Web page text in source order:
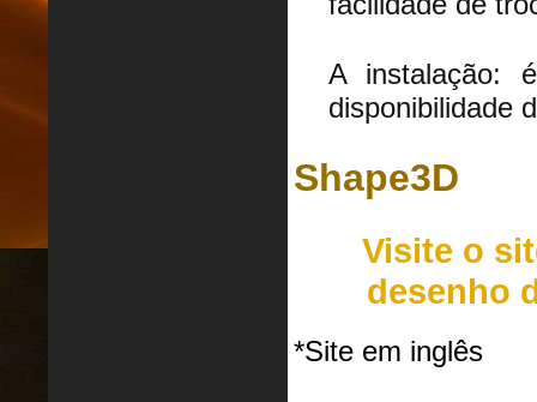
A instalação:
disponibilidade
Shape3D
Visite o
desenho
*Site em inglês